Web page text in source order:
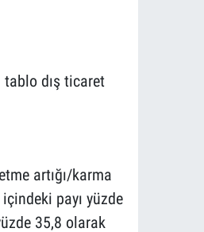
dış ticaret
artığı/karma
payı yüzde
35,8 olarak